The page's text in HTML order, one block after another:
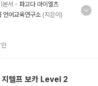
서 - 파고다 아이엘츠
언어교육연구소 (지은이)
텔프 보카 Level 2